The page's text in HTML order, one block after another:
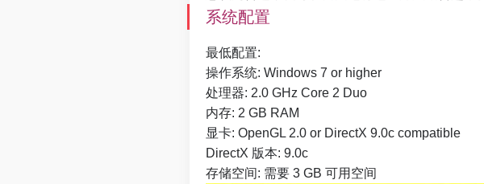
系统配置
最低配置:
操作系统: Windows 7 or higher
处理器: 2.0 GHz Core 2 Duo
内存: 2 GB RAM
显卡: OpenGL 2.0 or DirectX 9.0c compatible
DirectX 版本: 9.0c
存储空间: 需要 3 GB 可用空间